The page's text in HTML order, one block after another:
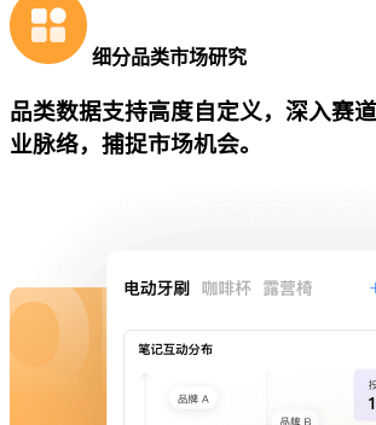
细分品类市场研究
品类数据支持高度自定义，深入赛
业脉络，捕捉市场机会。